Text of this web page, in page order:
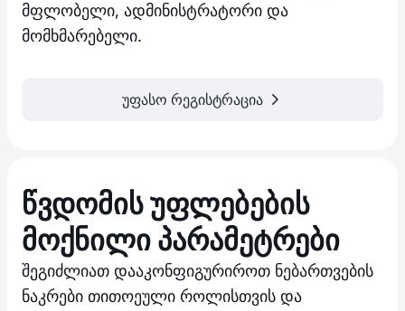
მფლობელი, ადმინისტრატორი და
მომხმარებელი.
უფასო რეგისტრაცია
წვდომის უფლებების
მოქნილი პარამეტრები
შეგიძლიათ დააკონფიგურიროთ ნებართვების
ნაკრები თითოეული როლისთვის და